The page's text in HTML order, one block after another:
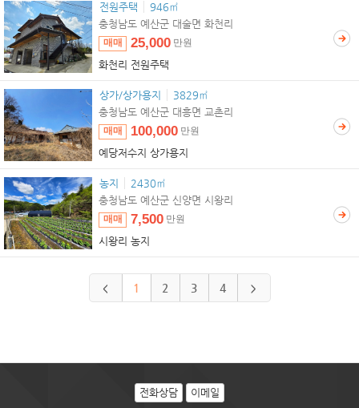
전원주택 946㎡
화천리 전원주택
매매 25,000 만원
충청남도 예산군 대술면 화천리
상가/상가용지 3829㎡
예당저수지 상가용지
매매 100,000 만원
충청남도 예산군 대흥면 교촌리
농지 2430㎡
시왕리 농지
매매 7,500 만원
충청남도 예산군 신양면 시왕리
< 1 2 3 4 >
전화상담 이메일